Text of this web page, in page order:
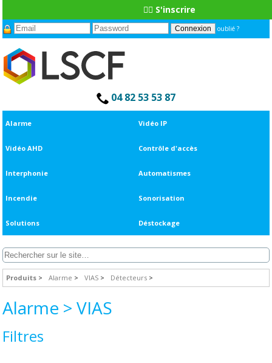
👆🏼 S'inscrire
oublié ?
04 82 53 53 87
Alarme Vidéo IP
Vidéo AHD Contrôle d'accès
Interphonie Automatismes
Incendie Sonorisation
Solutions Déstockage
Produits Alarme VIAS Détecteurs
Alarme > VIAS
Filtres